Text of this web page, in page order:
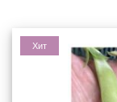
Хит